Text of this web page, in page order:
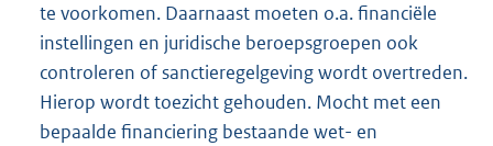
te voorkomen. Daarnaast moeten o.a. financiële
instellingen en juridische beroepsgroepen ook
controleren of sanctieregelgeving wordt overtreden.
Hierop wordt toezicht gehouden. Mocht met een
bepaalde financiering bestaande wet- en